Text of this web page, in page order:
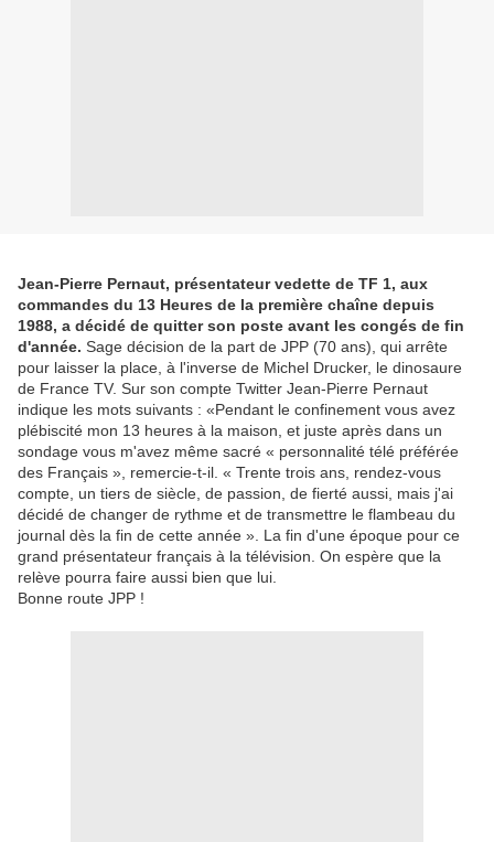
Jean-Pierre Pernaut, présentateur vedette de TF 1, aux
commandes du 13 Heures de la première chaîne depuis
1988, a décidé de quitter son poste avant les congés de fin
d'année. Sage décision de la part de JPP (70 ans), qui arrête
pour laisser la place, à l'inverse de Michel Drucker, le dinosaure
de France TV. Sur son compte Twitter Jean-Pierre Pernaut
indique les mots suivants : «Pendant le confinement vous avez
plébiscité mon 13 heures à la maison, et juste après dans un
sondage vous m'avez même sacré « personnalité télé préférée
des Français », remercie-t-il. « Trente trois ans, rendez-vous
compte, un tiers de siècle, de passion, de fierté aussi, mais j'ai
décidé de changer de rythme et de transmettre le flambeau du
journal dès la fin de cette année ». La fin d'une époque pour ce
grand présentateur français à la télévision. On espère que la
relève pourra faire aussi bien que lui.
Bonne route JPP !